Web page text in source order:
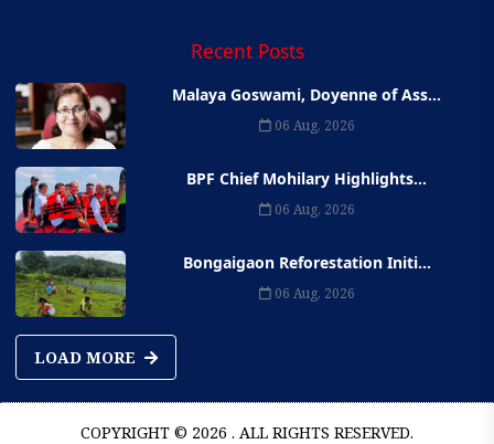
Recent Posts
Malaya Goswami, Doyenne of Ass...
06 Aug, 2026
BPF Chief Mohilary Highlights...
06 Aug, 2026
Bongaigaon Reforestation Initi...
06 Aug, 2026
LOAD MORE
COPYRIGHT © 2026 . ALL RIGHTS RESERVED.